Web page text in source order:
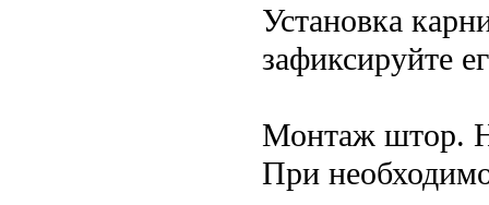
Установка
зафиксируйте
Монтаж штор.
При